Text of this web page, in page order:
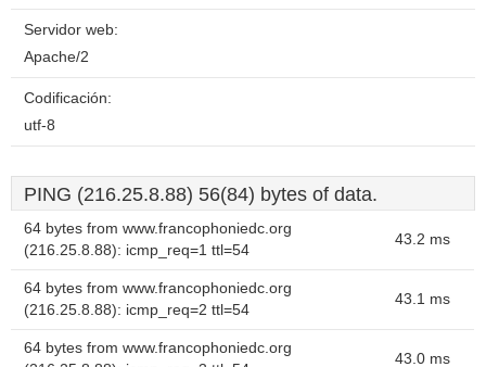
Servidor web:
Apache/2
Codificación:
utf-8
PING (216.25.8.88) 56(84) bytes of data.
64 bytes from www.francophoniedc.org
(216.25.8.88): icmp_req=1 ttl=54
43.2 ms
64 bytes from www.francophoniedc.org
(216.25.8.88): icmp_req=2 ttl=54
43.1 ms
64 bytes from www.francophoniedc.org
43.0 ms